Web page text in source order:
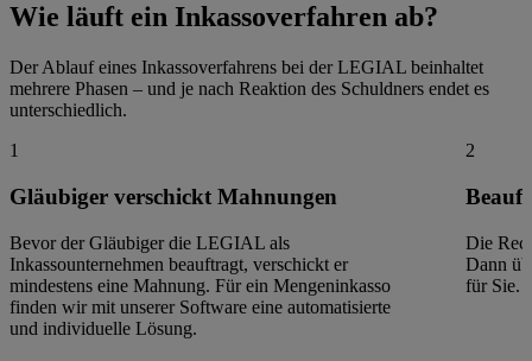
Wie läuft ein Inkassoverfahren ab?
Der Ablauf eines Inkassoverfahrens bei der LEGIAL beinhaltet
mehrere Phasen – und je nach Reaktion des Schuldners endet es
unterschiedlich.
1
Gläubiger verschickt Mahnungen
Bevor der Gläubiger die LEGIAL als
Inkassounternehmen beauftragt, verschickt er
mindestens eine Mahnung. Für ein Mengeninkasso
finden wir mit unserer Software eine automatisierte
und individuelle Lösung.
2
Die
Dann
für Sie.